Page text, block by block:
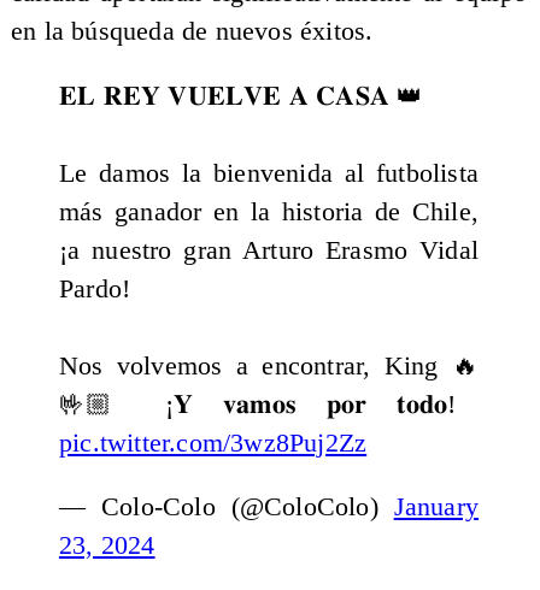
en la búsqueda de nuevos éxitos.
𝐄𝐋 𝐑𝐄𝐘 𝐕𝐔𝐄𝐋𝐕𝐄 𝐀 𝐂𝐀𝐒𝐀 👑
Le damos la bienvenida al futbolista
más ganador en la historia de Chile,
¡a nuestro gran Arturo Erasmo Vidal
Pardo!
Nos volvemos a encontrar, King 🔥
🤟🏼 ¡𝐘 𝐯𝐚𝐦𝐨𝐬 𝐩𝐨𝐫 𝐭𝐨𝐝𝐨!
pic.twitter.com/3wz8Puj2Zz
— Colo-Colo (@ColoColo) January
23, 2024